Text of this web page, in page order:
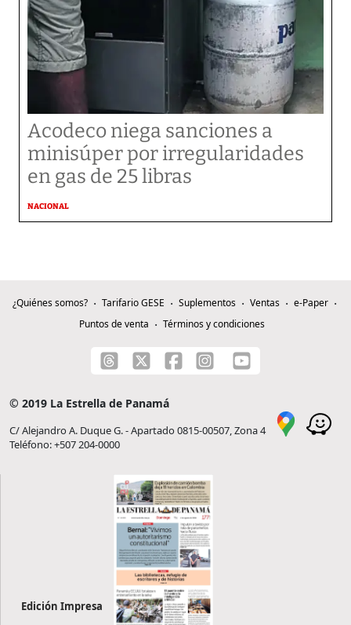
Acodeco niega sanciones a
minisúper por irregularidades
en gas de 25 libras
NACIONAL
¿Quiénes somos? Tarifario GESE Suplementos Ventas
e-Paper
Puntos de venta
Términos y condiciones
© 2019 La Estrella de Panamá
C/ Alejandro A. Duque G. - Apartado 0815-00507, Zona 4
Teléfono: +507 204-0000
Edición Impresa